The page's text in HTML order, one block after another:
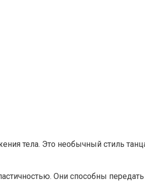
тела. Это необычный стиль
Они способны